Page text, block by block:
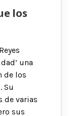
los
una
de los
Su
de varias
sus